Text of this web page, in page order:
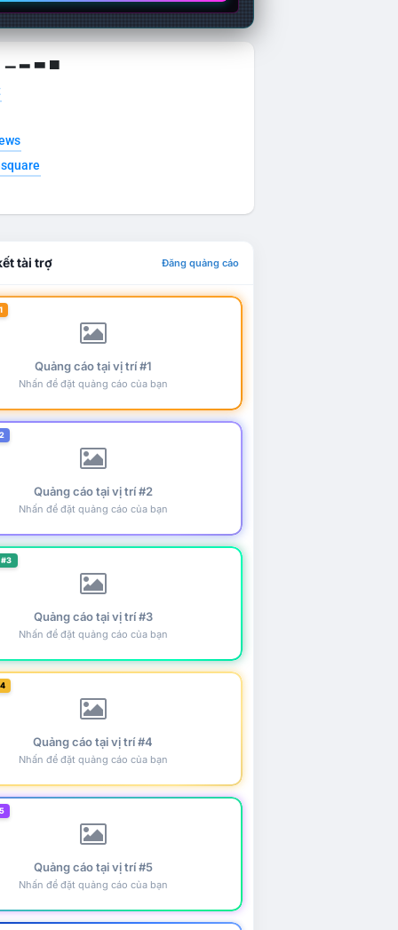
▁ ▂ ▃ ▄
tài trợ Đăng quảng cáo
Quảng cáo tại vị trí #1
Nhấn để đặt quảng cáo của bạn
Quảng cáo tại vị trí #2
Nhấn để đặt quảng cáo của bạn
Quảng cáo tại vị trí #3
Nhấn để đặt quảng cáo của bạn
Quảng cáo tại vị trí #4
Nhấn để đặt quảng cáo của bạn
Quảng cáo tại vị trí #5
Nhấn để đặt quảng cáo của bạn